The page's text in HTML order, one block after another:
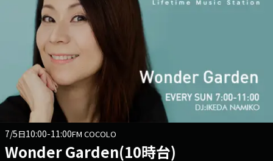
7/5日10:00-11:00FM COCOLO
Wonder Garden(10時台)